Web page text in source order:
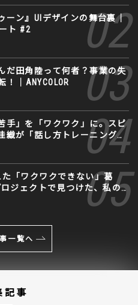
ーン』UIデザインの舞台裏｜
ト #2
だ田角陸って何者？事業の失
！｜ANYCOLOR
手」を「ワクワク」に。スピ
織が「話し方トレーニング」
「ワクワクできない」葛
ジェクトで見つけた、私の
一覧へ
記事